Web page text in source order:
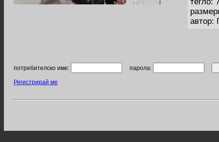
автор:
потребителско име: парола:
Регистрирай ме